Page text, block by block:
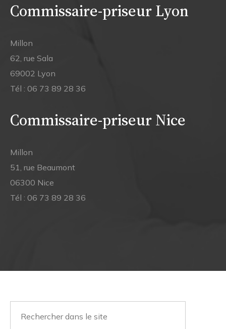
Commissaire-priseur Lyon
Millon
62, rue Sala
69002 Lyon
Tél : 06 73 89 28 36
Commissaire-priseur Nice
Millon
51, rue Beaumont
06300 Nice
Tél : 06 73 89 28 36